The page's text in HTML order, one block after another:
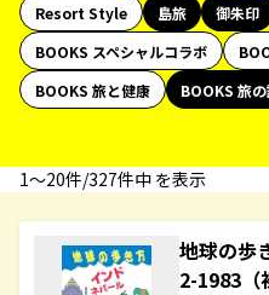
Resort Style
島旅 御朱印
BOOKS スペシャルコラボ
BOOKS 旅と健康
BOOKS 旅
1〜20件/327件中 を表示
地球の歩
2-1983（